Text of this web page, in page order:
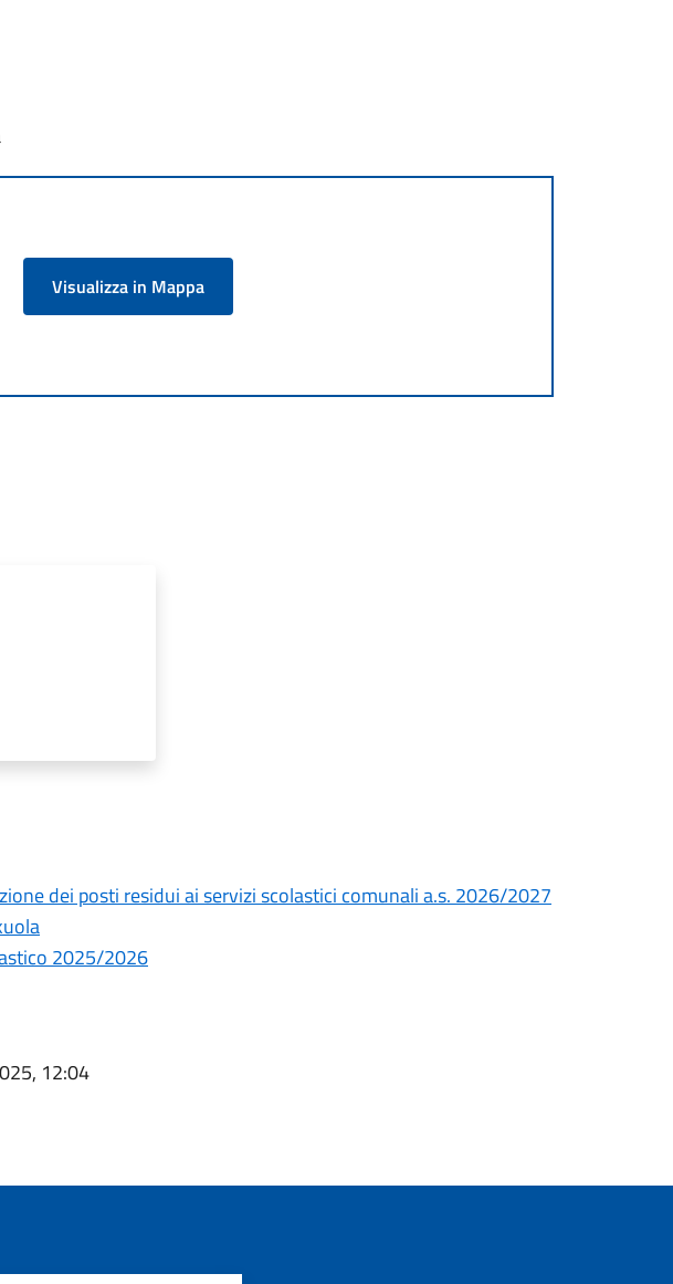
Visualizza in Mappa
dei posti residui ai servizi scolastici comunali a.s. 2026/2027
2025/2026
12:04